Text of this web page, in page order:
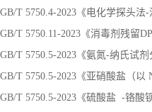
GB/T 5750.4-2023《电化学探头法
GB/T 5750.11-2023《消毒剂残留
GB/T 5750.5-2023《氨氮-纳氏试
GB/T 5750.5-2023《亚硝酸盐（
GB/T 5750.5-2023《硫酸盐 -铬酸